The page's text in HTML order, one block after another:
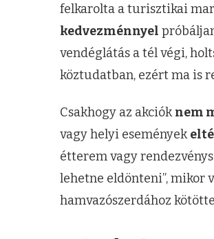
felkarolta a turisztikai
kedvezménnyel
vendéglátás a tél végi,
köztudatban, ezért ma is
Csakhogy az akcióknem
vagy helyi események
étterem vagy
lehetne eldönteni”, mikor
hamvazószerdához